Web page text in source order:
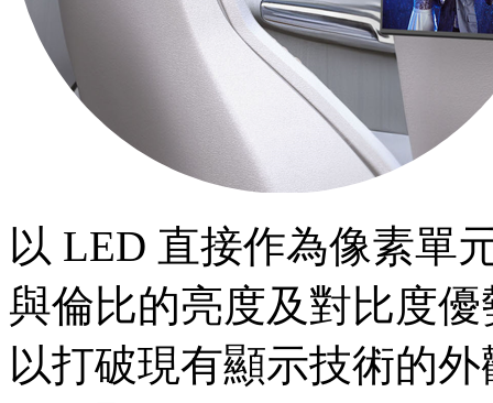
以 LED 直接作為像素單
與倫比的亮度及對比度
以打破現有顯示技術的